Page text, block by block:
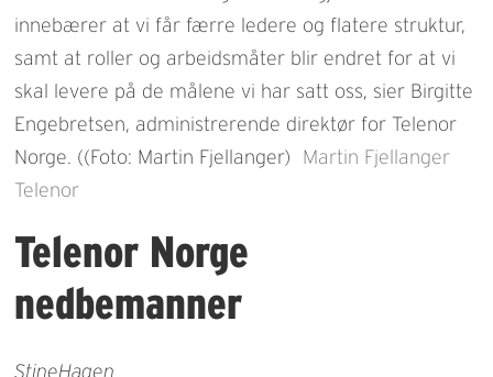
innebærer at vi får færre ledere og flatere struktur,
samt at roller og arbeidsmåter blir endret for at vi
skal levere på de målene vi har satt oss, sier Birgitte
Engebretsen, administrerende direktør for Telenor
Norge. ((Foto: Martin Fjellanger)
Martin Fjellanger
Telenor
Telenor Norge
nedbemanner
StineHagen